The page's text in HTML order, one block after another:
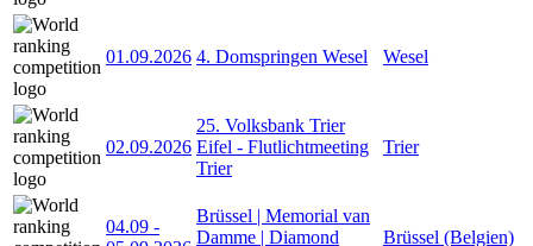
01.09.2026 4. Domspringen Wesel Wesel
02.09.2026
25. Volksbank Trier
Eifel - Flutlichtmeeting
Trier
Trier
04.09 -
Brüssel | Memorial van
Damme | Diamond
Brüssel (Belgien)